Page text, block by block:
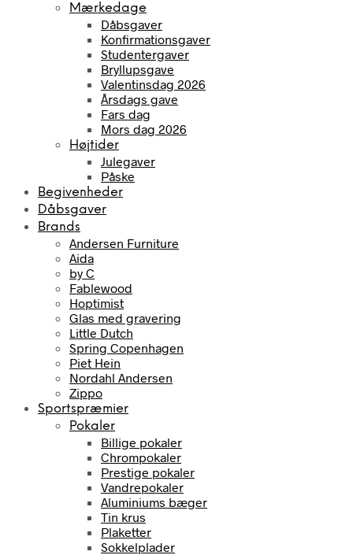
Mærkedage
Dåbsgaver
Konfirmationsgaver
Studentergaver
Bryllupsgave
Valentinsdag 2026
Årsdags gave
Fars dag
Mors dag 2026
Højtider
Julegaver
Påske
Begivenheder
Dåbsgaver
Brands
Andersen Furniture
Aida
by C
Fablewood
Hoptimist
Glas med gravering
Little Dutch
Spring Copenhagen
Piet Hein
Nordahl Andersen
Zippo
Sportspræmier
Pokaler
Billige pokaler
Chrompokaler
Prestige pokaler
Vandrepokaler
Aluminiums bæger
Tin krus
Plaketter
Sokkelplader